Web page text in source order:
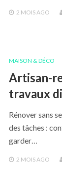
2 MOISAGO
MAISON & DÉCO
Artisan-
travaux
Rénover sans
des tâches :
garder…
2 MOISAGO